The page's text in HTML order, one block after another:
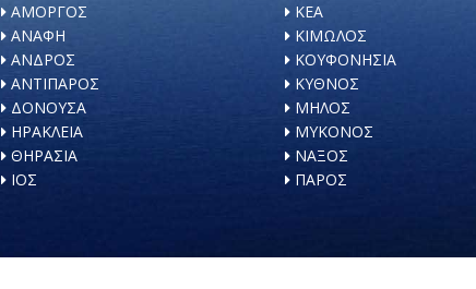
ΑΜΟΡΓΟΣ
ΑΝΑΦΗ
ΑΝΔΡΟΣ
ΑΝΤΙΠΑΡΟΣ
ΔΟΝΟΥΣΑ
ΗΡΑΚΛΕΙΑ
ΘΗΡΑΣΙΑ
ΙΟΣ
ΚΕΑ
ΚΙΜΩΛΟΣ
ΚΟΥΦΟΝΗΣΙΑ
ΚΥΘΝΟΣ
ΜΗΛΟΣ
ΜΥΚΟΝΟΣ
ΝΑΞΟΣ
ΠΑΡΟΣ